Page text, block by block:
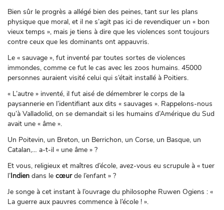
Bien sûr le progrès a allégé bien des peines, tant sur les plans
physique que moral, et il ne s’agit pas ici de revendiquer un « bon
vieux temps », mais je tiens à dire que les violences sont toujours
contre ceux que les dominants ont appauvris.
Le « sauvage », fut inventé par toutes sortes de violences
immondes, comme ce fut le cas avec les zoos humains. 45000
personnes auraient visité celui qui s’était installé à Poitiers.
« L’autre » inventé, il fut aisé de démembrer le corps de la
paysannerie en l’identifiant aux dits « sauvages ». Rappelons-nous
qu’à Valladolid, on se demandait si les humains d’Amérique du Sud
avait une « âme ».
Un Poitevin, un Breton, un Berrichon, un Corse, un Basque, un
Catalan,… a-t-il « une âme » ?
Et vous, religieux et maîtres d’école, avez-vous eu scrupule à « tuer
l’ Indien dans le cœur de l’enfant » ?
Je songe à cet instant à l’ouvrage du philosophe Ruwen Ogiens : «
La guerre aux pauvres commence à l’école ! ».